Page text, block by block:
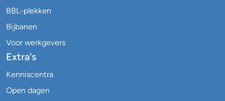
BBL-plekken
Bijbanen
Voor werkgevers
Extra's
Kenniscentra
Open dagen